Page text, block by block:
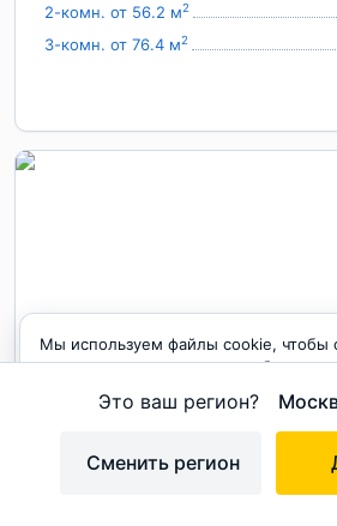
Это ваш регион?
Сменить регион
на карте
2-комн. от 56.2 м2
3-комн. от 76.4 м2
225 тыс. - 270 тыс. руб./м
Мы используем файлы cookie, чтобы
корректно и становился удобнее
Принимаю